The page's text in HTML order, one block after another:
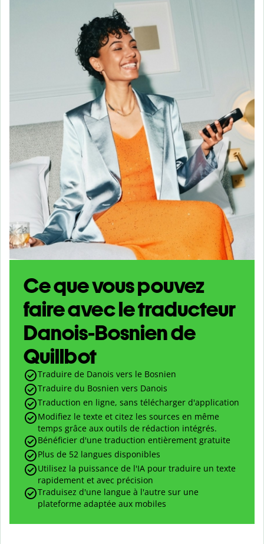
Ce que vous pouvez
faire avec le traducteur
Danois-Bosnien de
Quillbot
Traduire de Danois vers le Bosnien
Traduire du Bosnien vers Danois
Traduction en ligne, sans télécharger d'application
Modifiez le texte et citez les sources en même
temps grâce aux outils de rédaction intégrés.
Bénéficier d'une traduction entièrement gratuite
Plus de 52 langues disponibles
Utilisez la puissance de l'IA pour traduire un texte
rapidement et avec précision
Traduisez d'une langue à l'autre sur une
plateforme adaptée aux mobiles